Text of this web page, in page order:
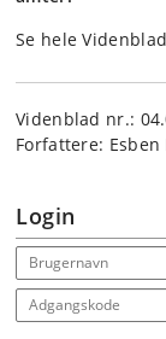
Se hele
Videnblad nr.:
Forfattere:
Login
Email address
Adgangskode